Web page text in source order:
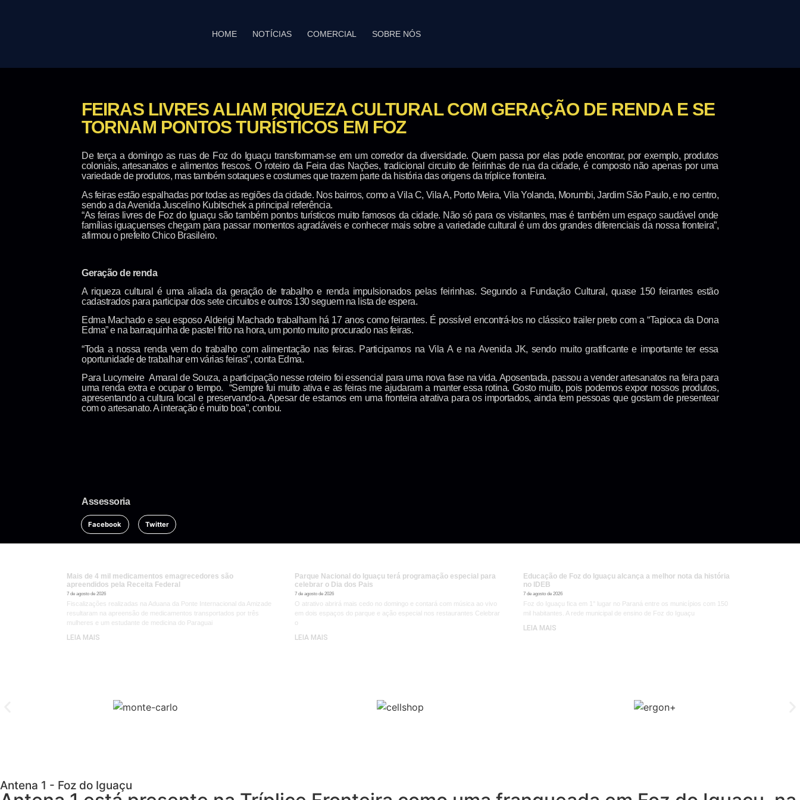
HOME NOTÍCIAS COMERCIAL SOBRE NÓS
FEIRAS LIVRES ALIAM RIQUEZA CULTURAL COM GERAÇÃO DE RENDA E SE
TORNAM PONTOS TURÍSTICOS EM FOZ
De terça a domingo as ruas de Foz do Iguaçu transformam-se em um corredor da diversidade. Quem passa por elas pode encontrar, por exemplo, produtos
coloniais, artesanatos e alimentos frescos. O roteiro da Feira das Nações, tradicional circuito de feirinhas de rua da cidade, é composto não apenas por uma
variedade de produtos, mas também sotaques e costumes que trazem parte da história das origens da tríplice fronteira.
As feiras estão espalhadas por todas as regiões da cidade. Nos bairros, como a Vila C, Vila A, Porto Meira, Vila Yolanda, Morumbi, Jardim São Paulo, e no centro,
sendo a da Avenida Juscelino Kubitschek a principal referência.
“As feiras livres de Foz do Iguaçu são também pontos turísticos muito famosos da cidade. Não só para os visitantes, mas é também um espaço saudável onde
famílias iguaçuenses chegam para passar momentos agradáveis e conhecer mais sobre a variedade cultural é um dos grandes diferenciais da nossa fronteira”,
afirmou o prefeito Chico Brasileiro.
Geração de renda
A riqueza cultural é uma aliada da geração de trabalho e renda impulsionados pelas feirinhas. Segundo a Fundação Cultural, quase 150 feirantes estão
cadastrados para participar dos sete circuitos e outros 130 seguem na lista de espera.
Edma Machado e seu esposo Alderigi Machado trabalham há 17 anos como feirantes. É possível encontrá-los no clássico trailer preto com a “Tapioca da Dona
Edma” e na barraquinha de pastel frito na hora, um ponto muito procurado nas feiras.
“Toda a nossa renda vem do trabalho com alimentação nas feiras. Participamos na Vila A e na Avenida JK, sendo muito gratificante e importante ter essa
oportunidade de trabalhar em várias feiras”, conta Edma.
Para Lucymeire Amaral de Souza, a participação nesse roteiro foi essencial para uma nova fase na vida. Aposentada, passou a vender artesanatos na feira para
uma renda extra e ocupar o tempo. “Sempre fui muito ativa e as feiras me ajudaram a manter essa rotina. Gosto muito, pois podemos expor nossos produtos,
apresentando a cultura local e preservando-a. Apesar de estamos em uma fronteira atrativa para os importados, ainda tem pessoas que gostam de presentear
com o artesanato. A interação é muito boa”, contou.
Assessoria
Facebook Twitter
Mais de 4 mil medicamentos emagrecedores são
apreendidos pela Receita Federal
7 de agosto de 2026
Fiscalizações realizadas na Aduana da Ponte Internacional da Amizade
resultaram na apreensão de medicamentos transportados por três
mulheres e um estudante de medicina do Paraguai
LEIA MAIS
Parque Nacional do Iguaçu terá programação especial para
celebrar o Dia dos Pais
7 de agosto de 2026
O atrativo abrirá mais cedo no domingo e contará com música ao vivo
em dois espaços do parque e ação especial nos restaurantes Celebrar
o
LEIA MAIS
Educação de Foz do Iguaçu alcança a melhor nota da história
no IDEB
7 de agosto de 2026
Foz do Iguaçu fica em 1° lugar no Paraná entre os municípios com 150
mil habitantes. A rede municipal de ensino de Foz do Iguaçu
LEIA MAIS
Antena 1 - Foz do Iguaçu